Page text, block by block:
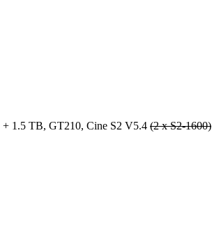
1.5 TB, GT210, Cine S2 V5.4 (2 x S2-1600)